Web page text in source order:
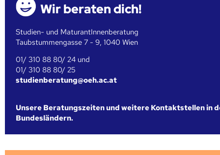
Wir beraten dich!
Studien- und MaturantInnenberatung
Taubstummengasse 7 - 9, 1040 Wien
01/ 310 88 80/ 24 und
01/ 310 88 80/ 25
studienberatung@oeh.ac.at
Unsere Beratungszeiten und weitere Kontaktstellen in
Bundesländern.